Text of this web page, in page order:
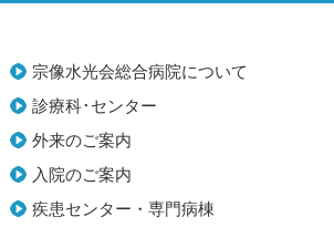
宗像水光会総合病院について
診療科･センター
外来のご案内
入院のご案内
疾患センター・専門病棟